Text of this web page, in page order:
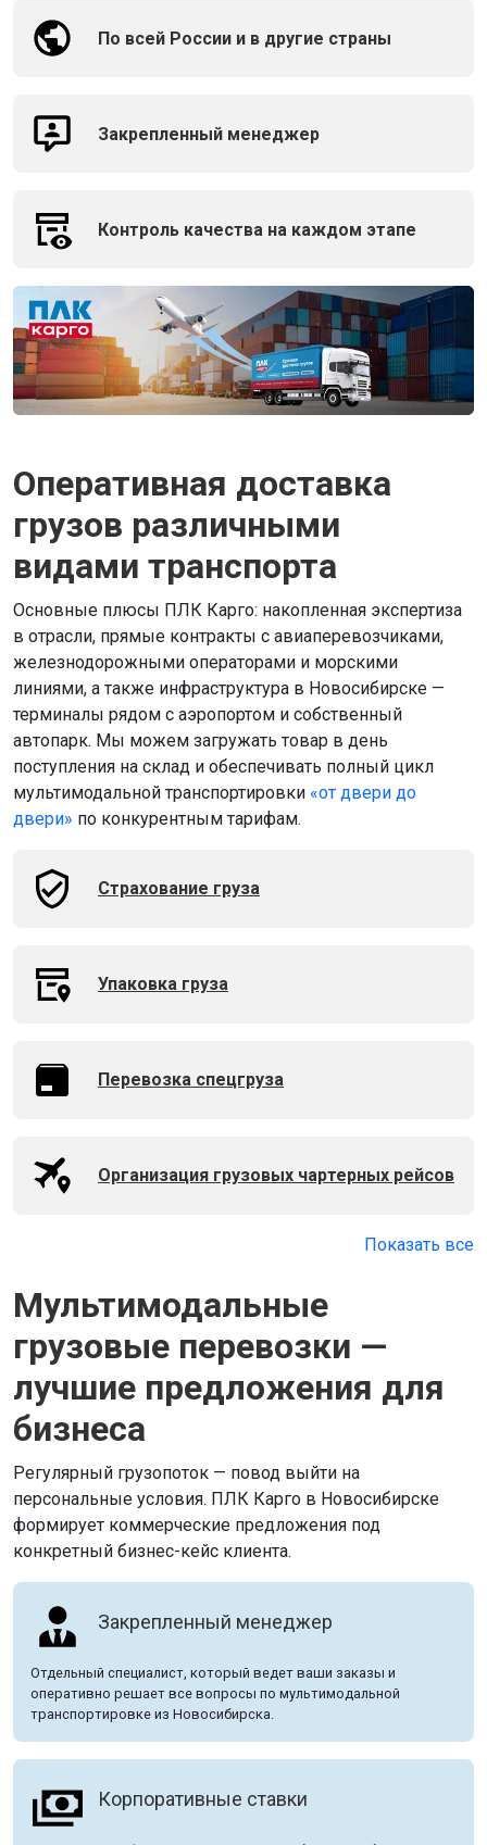
По всей России и в другие страны
Закрепленный менеджер
Контроль качества на каждом этапе
Оперативная доставка
грузов различными
видами транспорта
Основные плюсы ПЛК Карго: накопленная экспертиза
в отрасли, прямые контракты с авиаперевозчиками,
железнодорожными операторами и морскими
линиями, а также инфраструктура в Новосибирске —
терминалы рядом с аэропортом и собственный
автопарк. Мы можем загружать товар в день
поступления на склад и обеспечивать полный цикл
мультимодальной транспортировки «от двери до
двери» по конкурентным тарифам.
Страхование груза
Упаковка груза
Перевозка спецгруза
Организация грузовых чартерных рейсов
Показать все
Мультимодальные
грузовые перевозки —
лучшие предложения для
бизнеса
Регулярный грузопоток — повод выйти на
персональные условия. ПЛК Карго в Новосибирске
формирует коммерческие предложения под
конкретный бизнес-кейс клиента.
Закрепленный менеджер
Отдельный специалист, который ведет ваши заказы и
оперативно решает все вопросы по мультимодальной
транспортировке из Новосибирска.
Корпоративные ставки